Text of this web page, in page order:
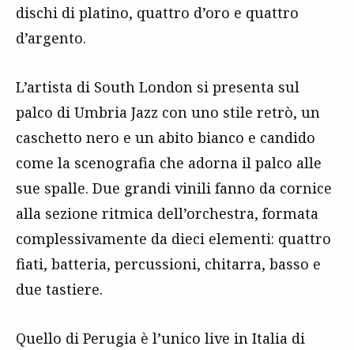
dischi di platino, quattro d’oro e quattro
d’argento.
L’artista di South London si presenta sul
palco di Umbria Jazz con uno stile retrò, un
caschetto nero e un abito bianco e candido
come la scenografia che adorna il palco alle
sue spalle. Due grandi vinili fanno da cornice
alla sezione ritmica dell’orchestra, formata
complessivamente da dieci elementi: quattro
fiati, batteria, percussioni, chitarra, basso e
due tastiere.
Quello di Perugia è l’unico live in Italia di